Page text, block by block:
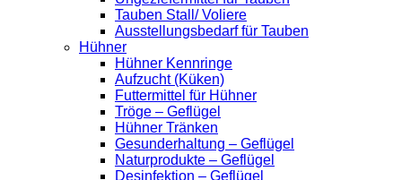
Tauben Stall/ Voliere
Ausstellungsbedarf für Tauben
Hühner
Hühner Kennringe
Aufzucht (Küken)
Futtermittel für Hühner
Tröge – Geflügel
Hühner Tränken
Gesunderhaltung – Geflügel
Naturprodukte – Geflügel
Desinfektion – Geflügel